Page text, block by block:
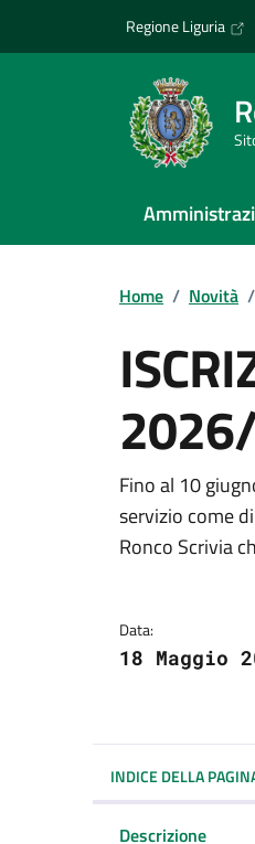
Regione Liguria
Home / Novità /
Fino al 10
servizio come
Ronco Scrivia
Data:
18 Maggio
INDICE DELLA
Descrizione